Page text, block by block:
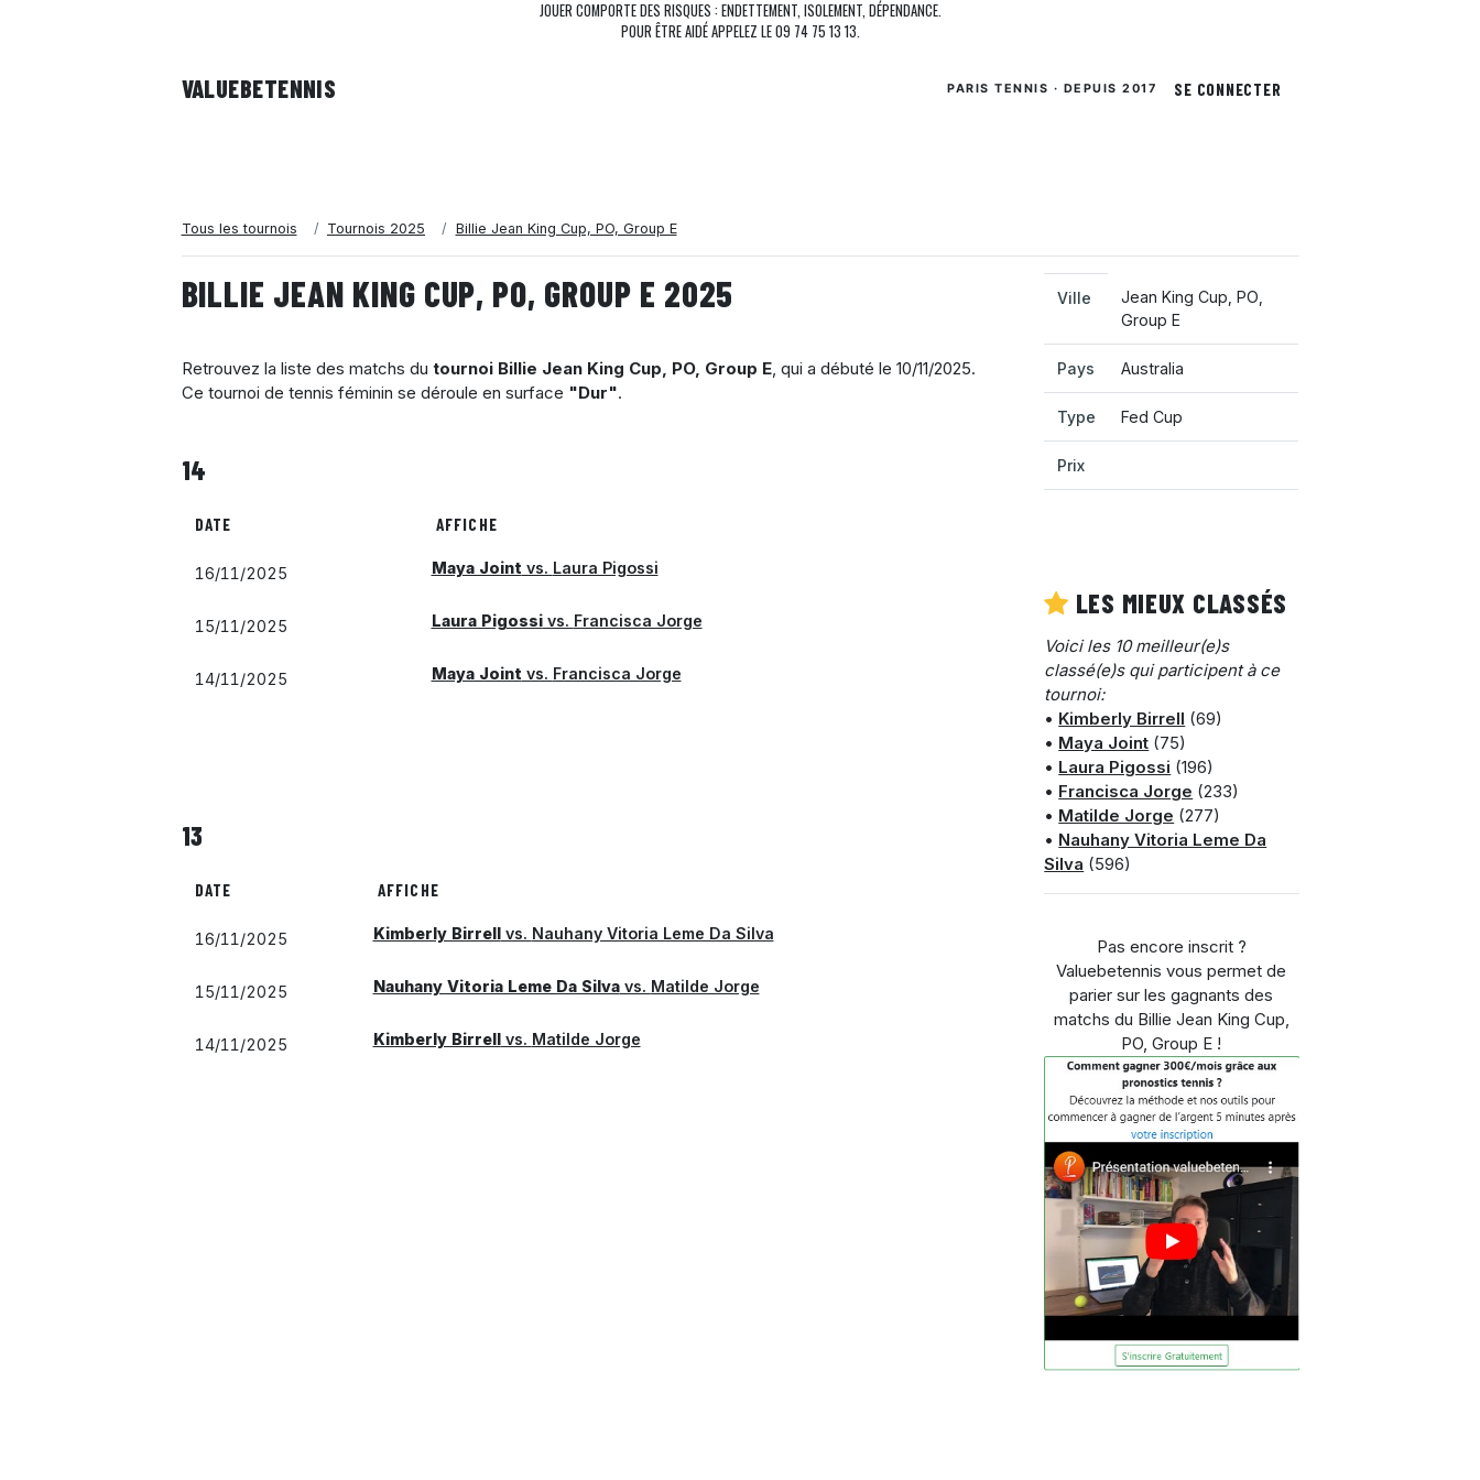
JOUER COMPORTE DES RISQUES : ENDETTEMENT, ISOLEMENT, DÉPENDANCE.
POUR ÊTRE AIDÉ APPELEZ LE 09 74 75 13 13.
VALUEBETENNIS PARIS TENNIS · DEPUIS 2017 SE CONNECTER
Tous les tournois Tournois 2025 Billie Jean King Cup, PO, Group E
BILLIE JEAN KING CUP, PO, GROUP E 2025
Retrouvez la liste des matchs du tournoi Billie Jean King Cup, PO, Group E, qui a débuté le 10/11/2025.
Ce tournoi de tennis féminin se déroule en surface "Dur".
14
DATE AFFICHE
16/11/2025 Maya Joint vs. Laura Pigossi
15/11/2025 Laura Pigossivs. Francisca Jorge
14/11/2025 Maya Joint vs. Francisca Jorge
13
DATE AFFICHE
16/11/2025 Kimberly Birrellvs. Nauhany Vitoria Leme Da Silva
15/11/2025 Nauhany Vitoria Leme Da Silvavs. Matilde Jorge
14/11/2025 Kimberly Birrellvs. Matilde Jorge
Ville
Jean King Cup, PO,
Group E
Pays Australia
Type Fed Cup
Prix
LES MIEUX CLASSÉS
Voici les 10 meilleur(e)s
classé(e)s qui participent à ce
tournoi:
• Kimberly Birrell (69)
• Maya Joint (75)
• Laura Pigossi (196)
• Francisca Jorge (233)
• Matilde Jorge (277)
• Nauhany Vitoria Leme Da
Silva (596)
Pas encore inscrit ?
Valuebetennis vous permet de
parier sur les gagnants des
matchs du Billie Jean King Cup,
PO, Group E !